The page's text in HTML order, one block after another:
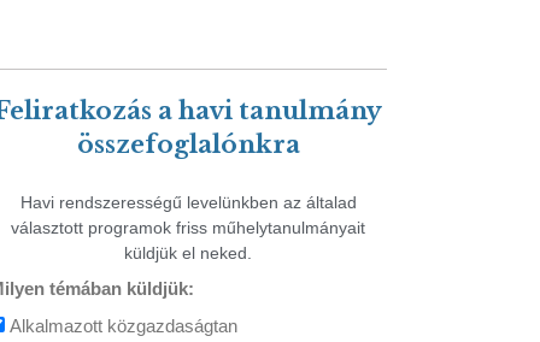
a havi tanulmány
összefoglalónkra
Havi rendszerességű levelünkben az általad
választott programok friss műhelytanulmányait
küldjük el neked.
témában küldjük:
Alkalmazott közgazdaságtan